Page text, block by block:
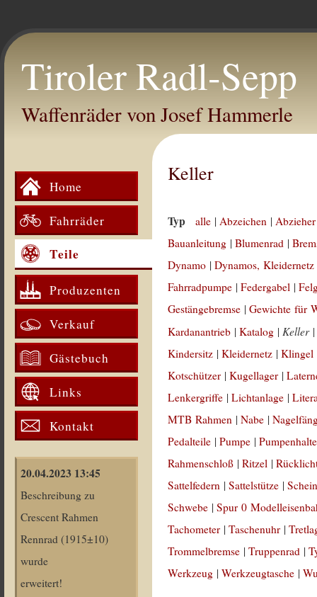
Tiroler Radl-Sepp
Waffenräder von Josef Hammerle
Home
Fahrräder
Teile
Produzenten
Verkauf
Gästebuch
Links
Kontakt
20.04.2023 13:45
Beschreibung zu
Crescent Rahmen
Rennrad (1915±10)
wurde
erweitert!
Keller
Typ alle |Abzeichen |
Bauanleitung |Blumenrad |
Dynamo |Dynamos, Kleidernetz
Fahrradpumpe |Federgabel |
Gestängebremse |Gewichte für
Kardanantrieb |Katalog |Keller
Kindersitz |Kleidernetz |Klingel
Kotschützer |Kugellager |
Lenkergriffe |Lichtanlage |
MTB Rahmen |Nabe |
Pedalteile |Pumpe |
Rahmenschloß |Ritzel |
Sattelfedern |Sattelstütze |
Schwebe |Spur 0
Tachometer |Taschenuhr |
Trommelbremse |Truppenrad |
Werkzeug |Werkzeugtasche |